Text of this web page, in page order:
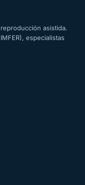
asistida.
especialistas